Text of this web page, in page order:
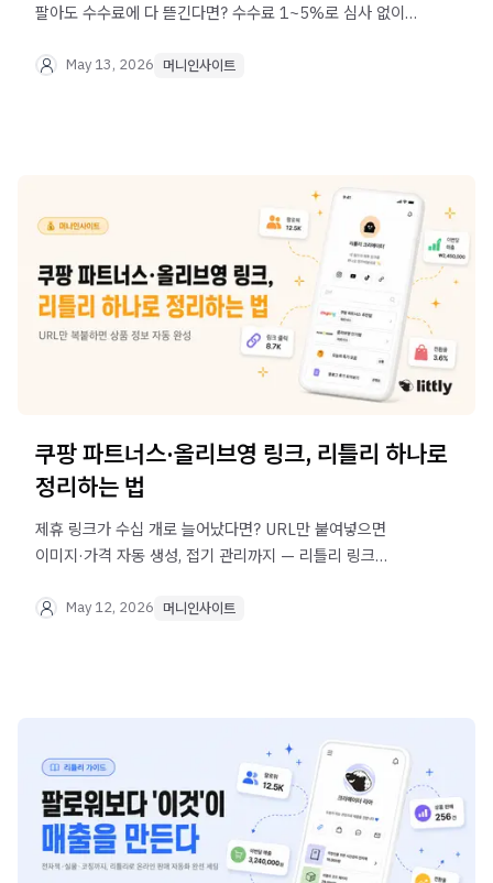
팔아도 수수료에 다 뜯긴다면? 수수료 1~5%로 심사 없이
May 13, 2026 머니인사이트
쿠팡 파트너스·올리브영 링크, 리틀리 하나로
정리하는 법
제휴 링크가 수십 개로 늘어났다면? URL만 붙여넣으면
이미지·가격 자동 생성, 접기 관리까지 — 리틀리 링크
May 12, 2026 머니인사이트